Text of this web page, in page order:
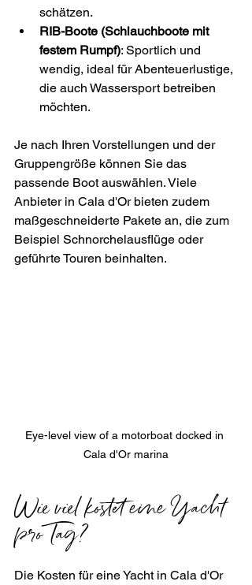
schätzen.
RIB-Boote (Schlauchboote mit
festem Rumpf): Sportlich und
wendig, ideal für Abenteuerlustige,
die auch Wassersport betreiben
möchten.
Je nach Ihren Vorstellungen und der
Gruppengröße können Sie das
passende Boot auswählen. Viele
Anbieter in Cala d'Or bieten zudem
maßgeschneiderte Pakete an, die zum
Beispiel Schnorchelausflüge oder
geführte Touren beinhalten.
Eye-level view of a motorboat docked in
Cala d'Or marina
Wie viel kostet eine Yacht
pro Tag?
Die Kosten für eine Yacht in Cala d'Or